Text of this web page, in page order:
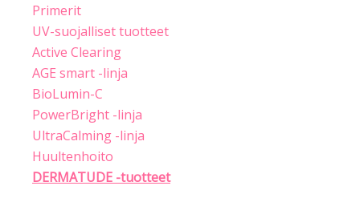
Primerit
UV-suojalliset tuotteet
Active Clearing
AGE smart -linja
BioLumin-C
PowerBright -linja
UltraCalming -linja
Huultenhoito
DERMATUDE -tuotteet